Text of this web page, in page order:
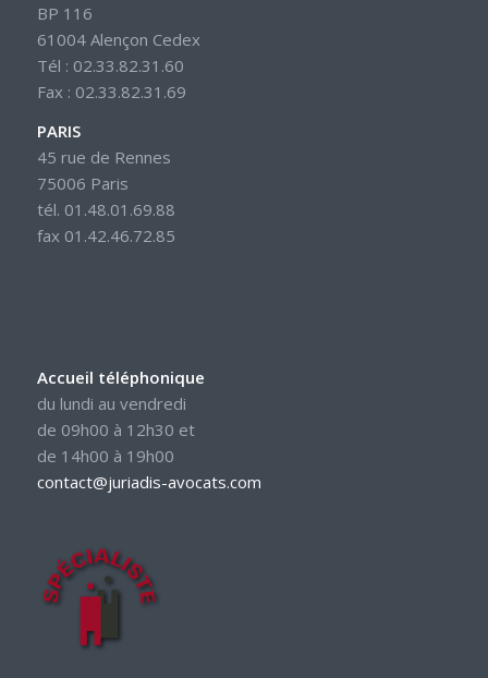
BP 116
61004 Alençon Cedex
Tél : 02.33.82.31.60
Fax : 02.33.82.31.69
PARIS
45 rue de Rennes
75006 Paris
tél. 01.48.01.69.88
fax 01.42.46.72.85
Accueil téléphonique
du lundi au vendredi
de 09h00 à 12h30 et
de 14h00 à 19h00
contact@juriadis-avocats.com